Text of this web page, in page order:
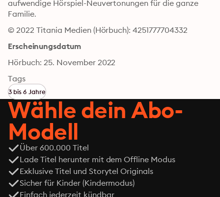
aufwendige Hörspiel-Neuvertonungen für die ganze
Familie.
© 2022 Titania Medien (Hörbuch): 4251777704332
Erscheinungsdatum
Hörbuch: 25. November 2022
Tags
3 bis 6 Jahre
Wähle dein Abo-
Modell
Über 600.000 Titel
Lade Titel herunter mit dem Offline Modus
Exklusive Titel und Storytel Originals
Sicher für Kinder (Kindermodus)
Einfach jederzeit kündbar